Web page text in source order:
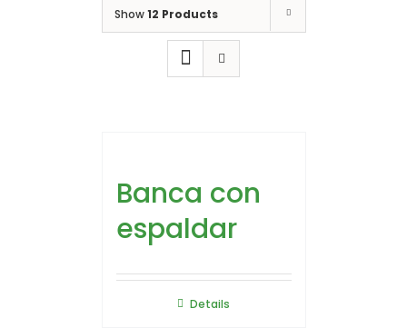
Show12 Products
Banca con
espaldar
Details